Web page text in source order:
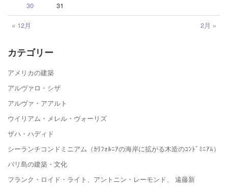
« 12月 2月 »
30 31
カテゴリー
アメリカの建築
アルヴァロ・シザ
アルヴァ・アアルト
ウイリアム・メレル・ヴォーリズ
ザハ・ハディド
シーランチコンドミニアム（ｶﾘﾌｫﾙﾆｱの海岸に拡がる木造のｺﾝﾄﾞﾐﾆｱﾑ）
バリ島の建築・文化
フランク・ロイド・ライト、アントニン・レーモンド、 遠藤新